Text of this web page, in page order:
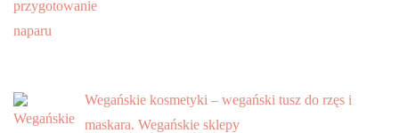
Wegańskie kosmetyki – wegański tusz do rzęs i
maskara. Wegańskie sklepy